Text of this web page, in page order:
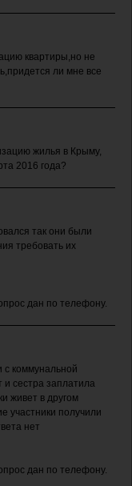
квартиры,но не
ли мне все
жилья в Крыму,
2016 года?
так они были
требовать их
дан по телефону.
с коммунальной
и сестра заплатила
живет в другом
участники получили
нет
дан по телефону.